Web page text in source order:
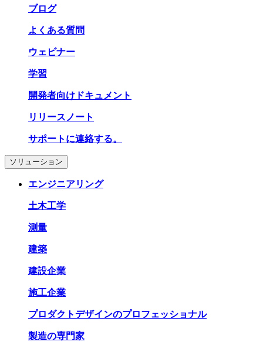
ブログ
よくある質問
ウェビナー
学習
開発者向けドキュメント
リリースノート
サポートに連絡する。
ソリューション
エンジニアリング
土木工学
測量
建築
建設企業
施工企業
プロダクトデザインのプロフェッショナル
製造の専門家